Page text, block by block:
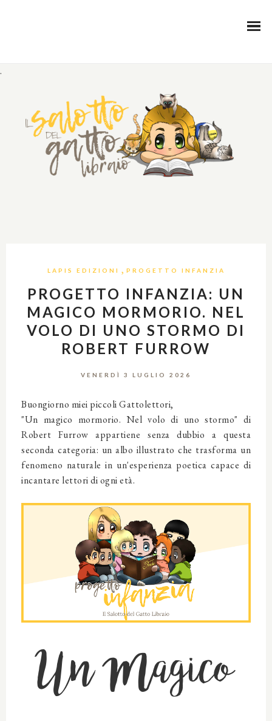
.
LAPIS EDIZIONI , PROGETTO INFANZIA
PROGETTO INFANZIA: UN
MAGICO MORMORIO. NEL
VOLO DI UNO STORMO DI
ROBERT FURROW
VENERDÌ 3 LUGLIO 2026
Buongiorno miei piccoli Gattolettori,
"Un magico mormorio. Nel volo di uno stormo" di
Robert Furrow appartiene senza dubbio a questa
seconda categoria: un albo illustrato che trasforma un
fenomeno naturale in un'esperienza poetica capace di
incantare lettori di ogni età.
Un Magico